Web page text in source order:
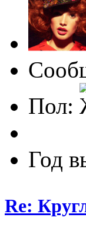
Пол:
Год
Re: